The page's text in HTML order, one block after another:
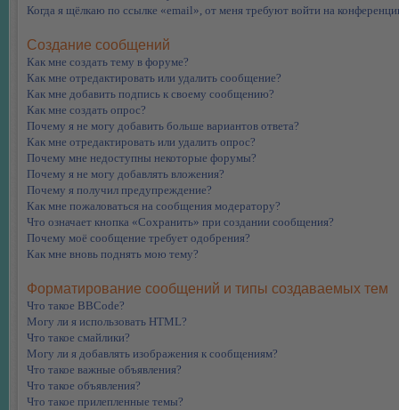
Когда я щёлкаю по ссылке «email», от меня требуют войти на
Создание сообщений
Как мне создать тему в форуме?
Как мне отредактировать или удалить сообщение?
Как мне добавить подпись к своему сообщению?
Как мне создать опрос?
Почему я не могу добавить больше вариантов ответа?
Как мне отредактировать или удалить опрос?
Почему мне недоступны некоторые форумы?
Почему я не могу добавлять вложения?
Почему я получил предупреждение?
Как мне пожаловаться на сообщения модератору?
Что означает кнопка «Сохранить» при создании сообщения?
Почему моё сообщение требует одобрения?
Как мне вновь поднять мою тему?
Форматирование сообщений и типы создаваемых тем
Что такое BBCode?
Могу ли я использовать HTML?
Что такое смайлики?
Могу ли я добавлять изображения к сообщениям?
Что такое важные объявления?
Что такое объявления?
Что такое прилепленные темы?